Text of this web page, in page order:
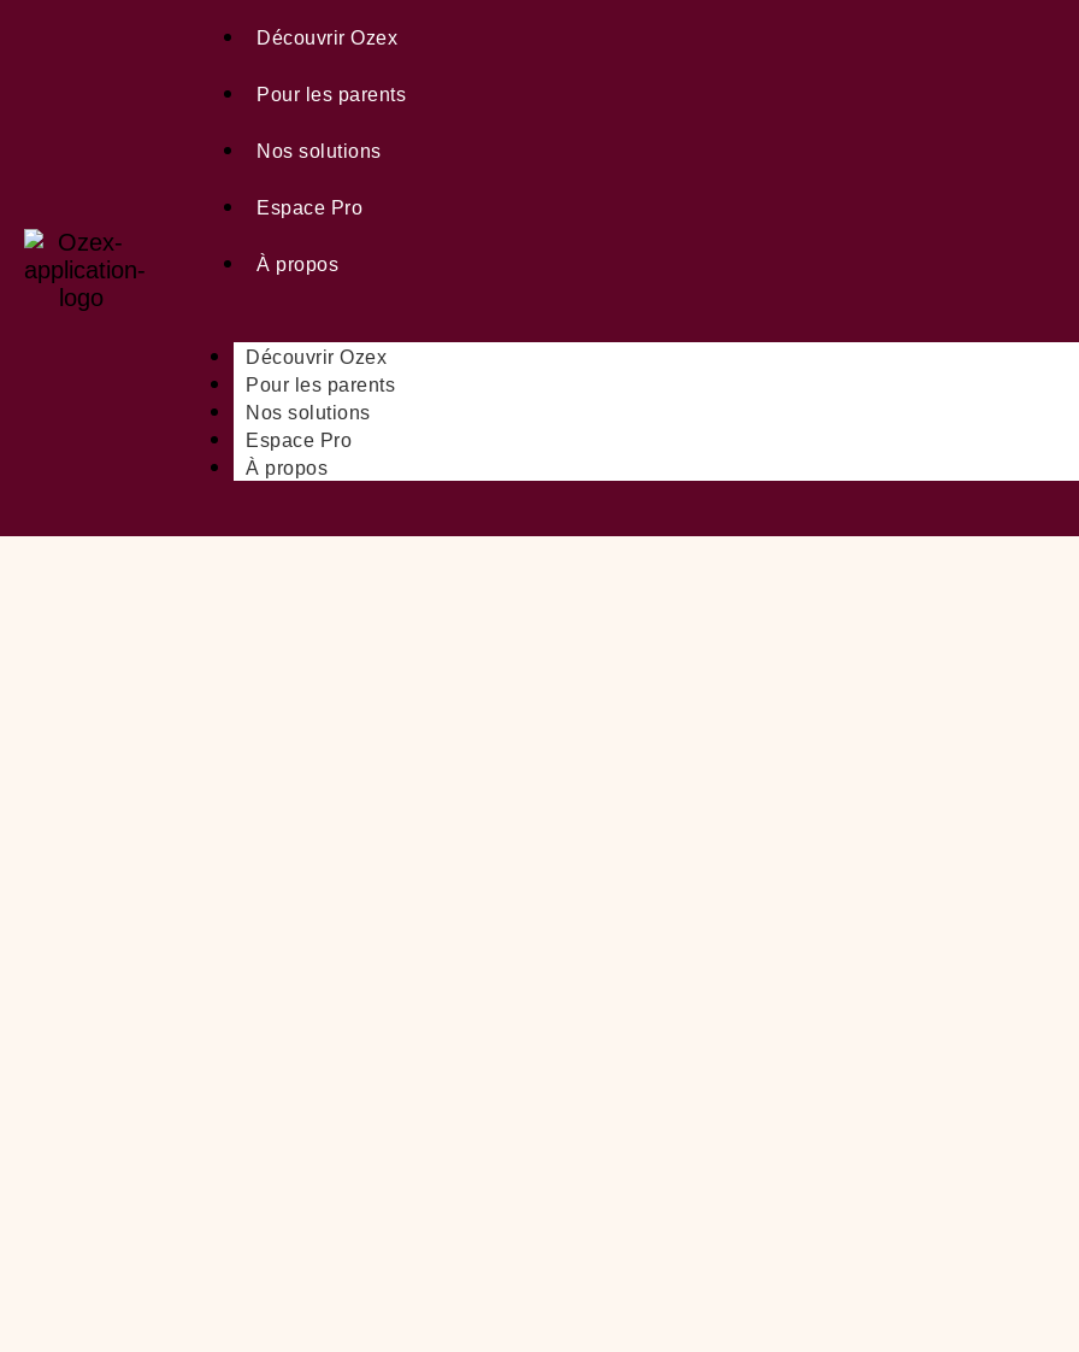
Découvrir Ozex
Pour les parents
Nos solutions
Espace Pro
À propos
Découvrir Ozex
Pour les parents
Nos solutions
Espace Pro
À propos